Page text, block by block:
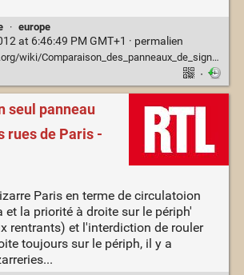
· europe
at 6:46:49 PM GMT+1 · permalien
·
seul panneau
rues de Paris -
Paris en terme de circulatoion
et la priorité à droite sur le périph'
rentrants) et l'interdiction de rouler
toujours sur le périph, il y a